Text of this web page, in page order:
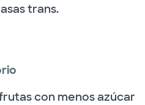
trans.
con menos azúcar